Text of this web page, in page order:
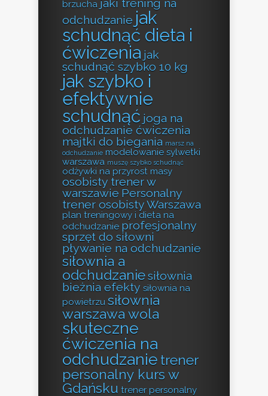
brzucha jaki trening na
odchudzanie jak
schudnąć dieta i
ćwiczenia jak
schudnąć szybko 10 kg
jak szybko i
efektywnie
schudnąć joga na
odchudzanie ćwiczenia
majtki do biegania marsz na
odchudzanie modelowanie sylwetki
warszawa muszę szybko schudnąć
odżywki na przyrost masy
osobisty trener w
warszawie Personalny
trener osobisty Warszawa
plan treningowy i dieta na
odchudzanie profesjonalny
sprzęt do siłowni
pływanie na odchudzanie
siłownia a
odchudzaniesiłownia
bieżnia efekty siłownia na
powietrzu siłownia
warszawa wola
skuteczne
ćwiczenia na
odchudzanie trener
personalny kurs w
Gdańsku trener personalny